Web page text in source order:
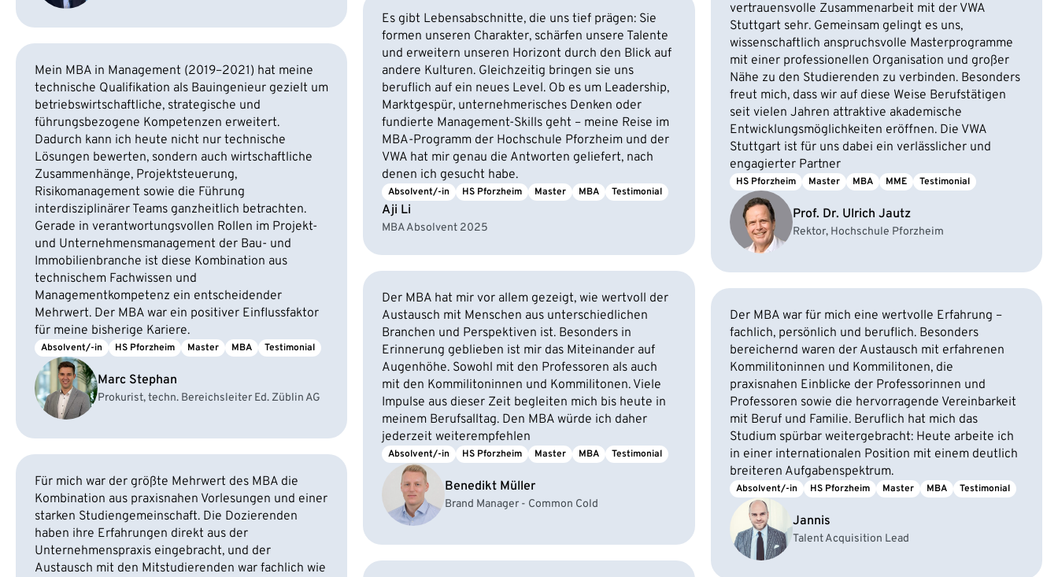
vertrauensvolle Zusammenarbeit mit der VWA
Stuttgart sehr. Gemeinsam gelingt es uns,
wissenschaftlich anspruchsvolle Masterprogramme
mit einer professionellen Organisation und großer
Nähe zu den Studierenden zu verbinden. Besonders
freut mich, dass wir auf diese Weise Berufstätigen
seit vielen Jahren attraktive akademische
Entwicklungsmöglichkeiten eröffnen. Die VWA
Stuttgart ist für uns dabei ein verlässlicher und
engagierter Partner
HS Pforzheim Master MBA MME Testimonial
Prof. Dr. Ulrich Jautz
Rektor, Hochschule Pforzheim
Es gibt Lebensabschnitte, die uns tief prägen: Sie
formen unseren Charakter, schärfen unsere Talente
und erweitern unseren Horizont durch den Blick auf
andere Kulturen. Gleichzeitig bringen sie uns
beruflich auf ein neues Level. Ob es um Leadership,
Marktgespür, unternehmerisches Denken oder
fundierte Management-Skills geht – meine Reise im
MBA-Programm der Hochschule Pforzheim und der
VWA hat mir genau die Antworten geliefert, nach
denen ich gesucht habe.
Absolvent/-in HS Pforzheim Master MBA Testimonial
Aji Li
MBA Absolvent 2025
Mein MBA in Management (2019–2021) hat meine
technische Qualifikation als Bauingenieur gezielt um
betriebswirtschaftliche, strategische und
führungsbezogene Kompetenzen erweitert.
Dadurch kann ich heute nicht nur technische
Lösungen bewerten, sondern auch wirtschaftliche
Zusammenhänge, Projektsteuerung,
Risikomanagement sowie die Führung
interdisziplinärer Teams ganzheitlich betrachten.
Gerade in verantwortungsvollen Rollen im Projekt-
und Unternehmensmanagement der Bau- und
Immobilienbranche ist diese Kombination aus
technischem Fachwissen und
Managementkompetenz ein entscheidender
Mehrwert. Der MBA war ein positiver Einflussfaktor
für meine bisherige Kariere.
Absolvent/-in HS Pforzheim Master MBA Testimonial
Marc Stephan
Prokurist, techn. Bereichsleiter Ed. Züblin AG
Der MBA hat mir vor allem gezeigt, wie wertvoll der
Austausch mit Menschen aus unterschiedlichen
Branchen und Perspektiven ist. Besonders in
Erinnerung geblieben ist mir das Miteinander auf
Augenhöhe. Sowohl mit den Professoren als auch
mit den Kommilitoninnen und Kommilitonen. Viele
Impulse aus dieser Zeit begleiten mich bis heute in
meinem Berufsalltag. Den MBA würde ich daher
jederzeit weiterempfehlen
Absolvent/-in HS Pforzheim Master MBA Testimonial
Benedikt Müller
Brand Manager - Common Cold
Der MBA war für mich eine wertvolle Erfahrung –
fachlich, persönlich und beruflich. Besonders
bereichernd waren der Austausch mit erfahrenen
Kommilitoninnen und Kommilitonen, die
praxisnahen Einblicke der Professorinnen und
Professoren sowie die hervorragende Vereinbarkeit
mit Beruf und Familie. Beruflich hat mich das
Studium spürbar weitergebracht: Heute arbeite ich
in einer internationalen Position mit einem deutlich
breiteren Aufgabenspektrum.
Absolvent/-in HS Pforzheim Master MBA Testimonial
Jannis
Talent Acquisition Lead
Für mich war der größte Mehrwert des MBA die
Kombination aus praxisnahen Vorlesungen und einer
starken Studiengemeinschaft. Die Dozierenden
haben ihre Erfahrungen direkt aus der
Unternehmenspraxis eingebracht, und der
Austausch mit den Mitstudierenden war fachlich wie